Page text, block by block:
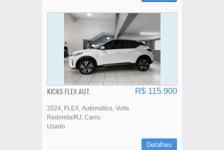
KICKS FLEX AUT. R$ 115.900
2024 FLEX Automático Volta
Redonda/RJ Carro
Usado
Detalhes